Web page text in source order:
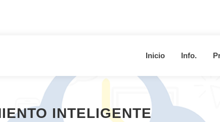
Inicio Info.
INTELIGENTE